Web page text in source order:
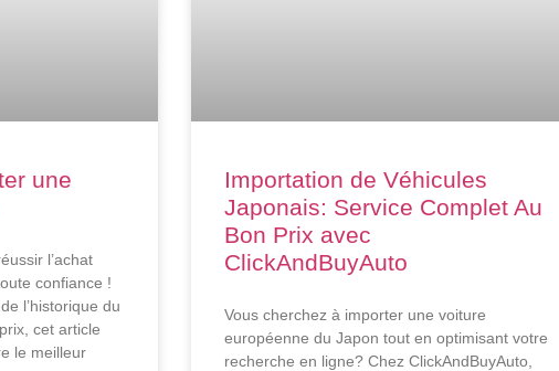
une
l’achat
confiance !
l’historique du
cet article
le meilleur
Importation de Véhicules
Japonais: Service Complet Au
Bon Prix avec
ClickAndBuyAuto
Vous cherchez à importer une voiture
européenne du Japon tout en optimisant votre
recherche en ligne? Chez ClickAndBuyAuto,